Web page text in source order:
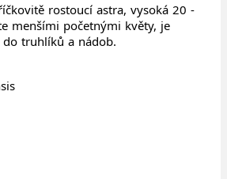
rostoucí astra, vysoká 20 -
menšími početnými květy, je
truhlíků a nádob.